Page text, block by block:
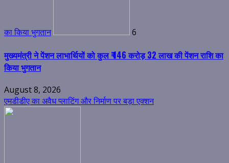
का किया भुगतान 6
मुख्यमंत्री ने पेंशन लाभार्थियों को कुल ₹ 146 करोड़ 32 लाख की पेंशन राशि का
किया भुगतान
August 8, 2026
एमडीडीए का अवैध प्लाटिंग और निर्माण पर बड़ा एक्शन